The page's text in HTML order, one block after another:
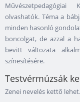
olvashatók. Téma a
minden hasonló
boncolgat, de azzal a
bevitt változata
színesítésére.
Testvérmúzsák
Zenei nevelés kettő lehet.